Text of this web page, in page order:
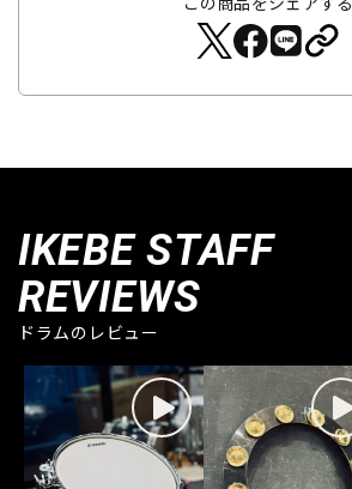
IKEBE STAFF
REVIEWS
ドラムのレビュー